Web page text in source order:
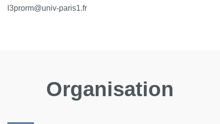
l3prorm@univ-paris1.fr
Organisation